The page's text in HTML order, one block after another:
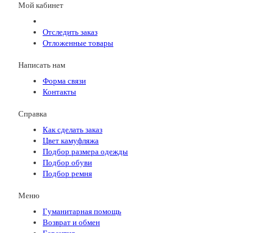
Мой кабинет
Отследить заказ
Отложенные товары
Написать нам
Форма связи
Контакты
Справка
Как сделать заказ
Цвет камуфляжа
Подбор размера одежды
Подбор обуви
Подбор ремня
Меню
Гуманитарная помощь
Возврат и обмен